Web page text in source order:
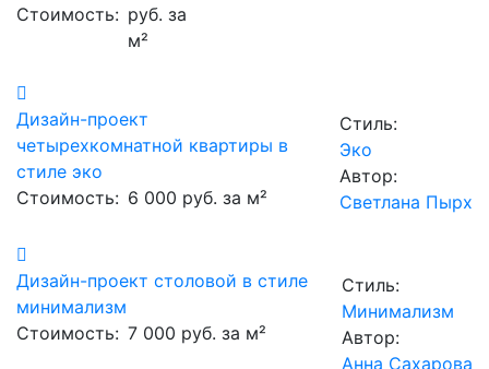
Стоимость: руб. за
м²
Дизайн-проект
четырехкомнатной квартиры в
стиле эко
Стоимость: 6 000 руб. за м²
Стиль:
Эко
Автор:
Светлана Пырх
Дизайн-проект столовой в стиле
минимализм
Стоимость: 7 000 руб. за м²
Стиль:
Минимализм
Автор:
Анна Сахарова